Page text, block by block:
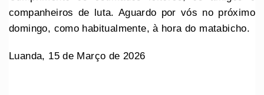
companheiros de luta. Aguardo por vós no próximo
domingo, como habitualmente, à hora do matabicho.
Luanda, 15 de Março de 2026